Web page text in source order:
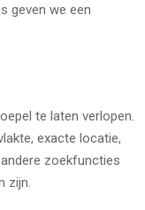
geven we een
te laten verlopen.
exacte locatie,
zoekfuncties
zijn.